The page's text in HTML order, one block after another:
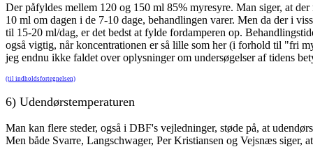
Der påfyldes mellem 120 og 150 ml 85% myresyre. Man siger, at
10 ml om dagen i de 7-10 dage, behandlingen varer. Men da der i
til 15-20 ml/dag, er det bedst at fylde fordamperen op.
også vigtig, når koncentrationen er så lille som her (i forhold til "fri
jeg endnu ikke faldet over oplysninger om undersøgelser af tidens
(til indholdsfortegnelsen)
6) Udendørstemperaturen
Man kan flere steder, også i DBF's vejledninger, støde på, at
Men både Svarre, Langschwager, Per Kristiansen og Vejsnæs siger,